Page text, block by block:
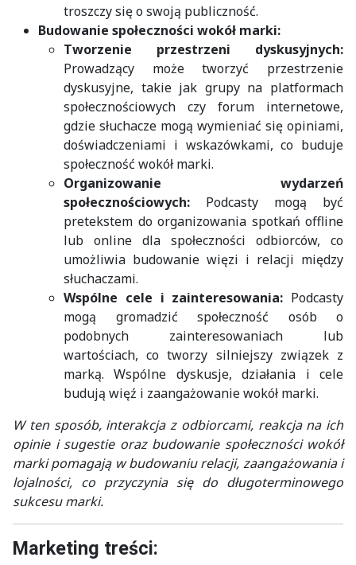
troszczy się o swoją publiczność.
Budowanie społeczności wokół marki:
Tworzenie przestrzeni dyskusyjnych:
Prowadzący może tworzyć przestrzenie
dyskusyjne, takie jak grupy na platformach
społecznościowych czy forum internetowe,
gdzie słuchacze mogą wymieniać się opiniami,
doświadczeniami i wskazówkami, co buduje
społeczność wokół marki.
Organizowanie wydarzeń
społecznościowych: Podcasty mogą być
pretekstem do organizowania spotkań offline
lub online dla społeczności odbiorców, co
umożliwia budowanie więzi i relacji między
słuchaczami.
Wspólne cele i zainteresowania: Podcasty
mogą gromadzić społeczność osób o
podobnych zainteresowaniach lub
wartościach, co tworzy silniejszy związek z
marką. Wspólne dyskusje, działania i cele
budują więź i zaangażowanie wokół marki.
W ten sposób, interakcja z odbiorcami, reakcja na ich
opinie i sugestie oraz budowanie społeczności wokół
marki pomagają w budowaniu relacji, zaangażowania i
lojalności, co przyczynia się do długoterminowego
sukcesu marki.
Marketing treści: